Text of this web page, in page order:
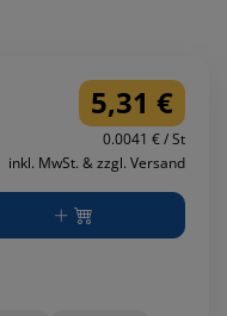
5,31 €
0.0041 € / St
inkl. MwSt. & zzgl. Versand